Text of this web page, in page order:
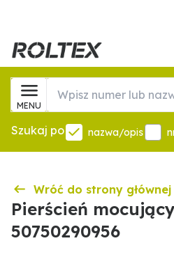
MENU
Szukaj po nazwa/opis
Wróć do strony głównej
Pierścień
50750290956